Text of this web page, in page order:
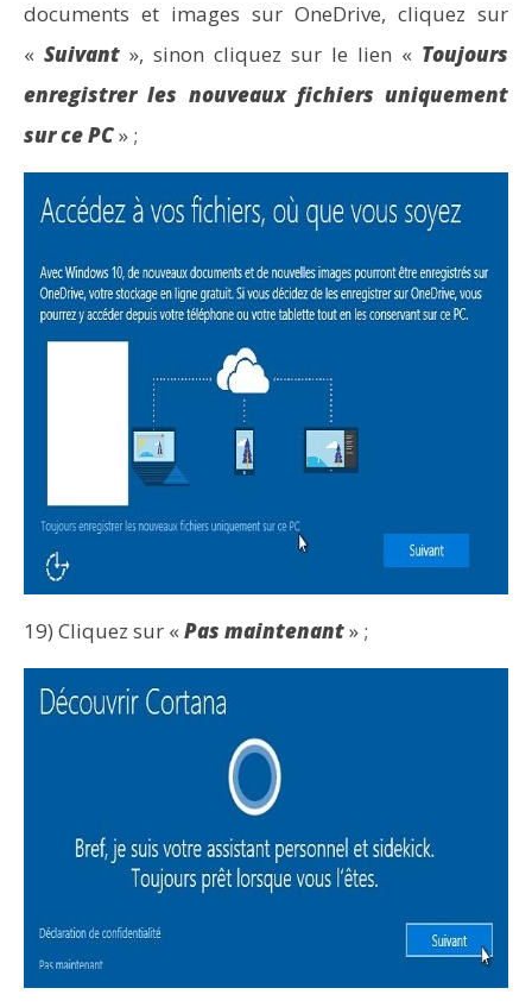
documents et images sur OneDrive, cliquez sur
« Suivant », sinon cliquez sur le lien « Toujours
enregistrer les nouveaux fichiers uniquement
sur ce PC» ;
19) Cliquez sur « Pas maintenant» ;